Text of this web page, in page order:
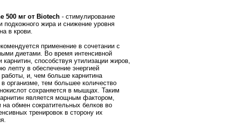
500 мг от Biotech - стимулирование
подкожного жира и снижение уровня
в крови.
применение в сочетании с
диетами. Во время интенсивной
карнитин, способствуя утилизации жиров,
лепту в обеспечение энергией
и, чем больше карнитина
в организме, тем большее количество
сохраняется в мышцах. Таким
является мощным фактором,
обмен сократительных белков во
тренировок в сторону их